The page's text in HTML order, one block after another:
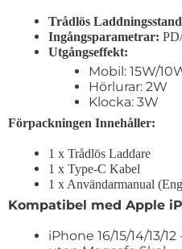
Trådlös
Ingångsparametrar:
Utgångseffekt:
Mobil: 15W/
Hörlurar: 2W
Klocka: 3W
Förpackningen Innehåller:
1 x Trådlös Laddare
1 x Type-C Kabel
1 x Användarmanual
Kompatibel med Apple
iPhone 16/15/14/13/